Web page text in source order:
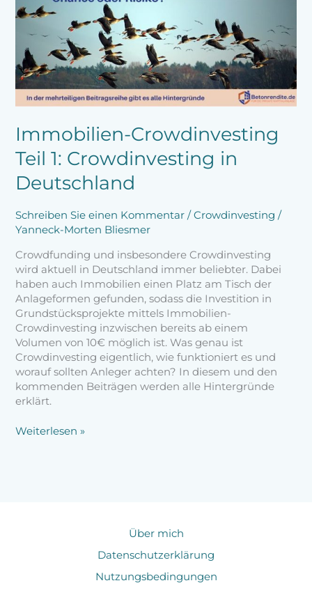
Immobilien-Crowdinvesting
Teil 1: Crowdinvesting in
Deutschland
Schreiben Sie einen Kommentar /Crowdinvesting /
Yanneck-Morten Bliesmer
Crowdfunding und insbesondere Crowdinvesting
wird aktuell in Deutschland immer beliebter. Dabei
haben auch Immobilien einen Platz am Tisch der
Anlageformen gefunden, sodass die Investition in
Grundstücksprojekte mittels Immobilien-
Crowdinvesting inzwischen bereits ab einem
Volumen von 10€ möglich ist. Was genau ist
Crowdinvesting eigentlich, wie funktioniert es und
worauf sollten Anleger achten? In diesem und den
kommenden Beiträgen werden alle Hintergründe
erklärt.
Teil
1:
Crowdinvesting
in
Deutschland
Weiterlesen »
Über mich
Datenschutzerklärung
Nutzungsbedingungen